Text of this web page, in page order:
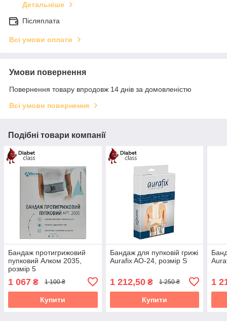
Детальніше
Післяплата
Всі умови оплати
Умови повернення
Повернення товару впродовж 14 днів за домовленістю
Всі умови повернення
Подібні товари компанії
Бандаж протигрижовий
пупковий Алком 2035,
розмір 5
1 067 ₴ 1 100 ₴
Купити
Бандаж для пупковій грижі
Aurafix AO-24, розмір S
1 212,50₴ 1 250 ₴
Купити
1